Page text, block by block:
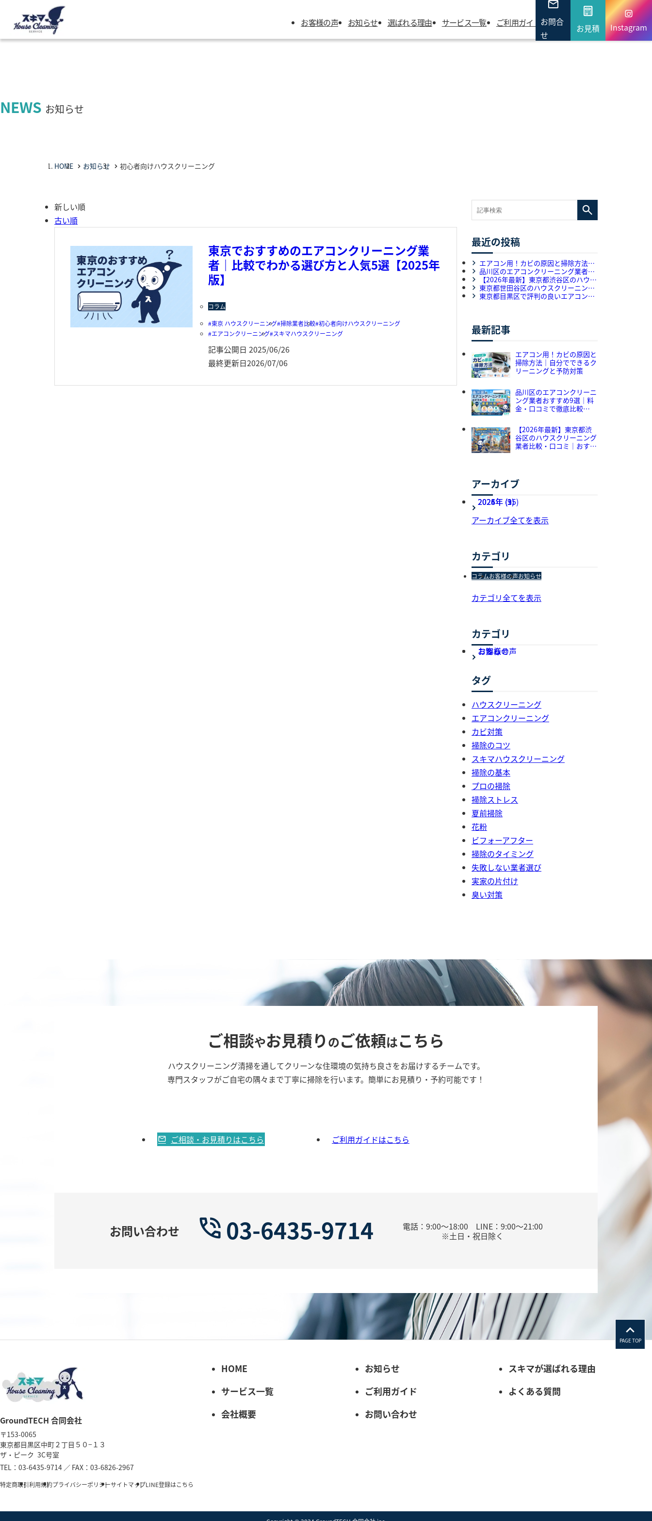
お客様の声 お知らせ 選ばれる理由 サービス一覧 ご利用ガイド よくあるご質問 会社概要
お問合
せ
お見積 Instagram
NEWS お知らせ
HOME お知らせ 初心者向けハウスクリーニング
新しい順
古い順
東京でおすすめのエアコンクリーニング業
者｜比較でわかる選び方と人気5選【2025年
版】
コラム
東京 ハウスクリーニング 掃除業者比較 初心者向けハウスクリーニング
エアコンクリーニング スキマハウスクリーニング
記事公開日 2025/06/26
最終更新日2026/07/06
最近の投稿
エアコン用！カビの原因と掃除方法｜
自分でできるクリーニングと予防対策
品川区のエアコンクリーニング業者お
すすめ9選｜料金・口コミで徹底比較
【2026年最新】
【2026年最新】東京都渋谷区のハウス
クリーニング業者比較・口コミ｜おす
すめ5選をプロが解説
東京都世田谷区のハウスクリーニング
専門業者選びを比較｜料金・作業内
東京都目黒区で評判の良いエアコンク
最新記事
エアコン用！カビの原因と
掃除方法｜自分でできるク
リーニングと予防対策
品川区のエアコンクリーニ
ング業者おすすめ9選｜料
金・口コミで徹底比較
【2026年最新】東京都渋
谷区のハウスクリーニング
業者比較・口コミ｜おすす
アーカイブ
2026年 (3)
2025年 (95)
2024年 (1)
アーカイブ全てを表示
カテゴリ
コラムお客様の声お知らせ
カテゴリ全てを表示
カテゴリ
お知らせ
お客様の声
コラム
タグ
ハウスクリーニング
エアコンクリーニング
カビ対策
掃除のコツ
スキマハウスクリーニング
掃除の基本
プロの掃除
掃除ストレス
夏前掃除
花粉
ビフォーアフター
掃除のタイミング
失敗しない業者選び
実家の片付け
臭い対策
ご相談やお見積り のご依頼はこちら
ハウスクリーニング清掃を通してクリーンな住環境の気持ち良さをお届けするチームです。
専門スタッフがご自宅の隅々まで丁寧に掃除を行います。簡単にお見積り・予約可能です！
ご相談・お見積りはこちら ご利用ガイドはこちら
お問い合わせ 03-6435-9714
電話：9:00～18:00 LINE：9:00～21:00
※土日・祝日除く
PAGE TOP
GroundTECH 合同会社
〒153-0065
東京都目黒区中町２丁目５０−１３
ザ・ピーク 3C号室
TEL： 03-6435-9714 ／ FAX：03-6826-2967
HOME
サービス一覧
会社概要
お知らせ
ご利用ガイド
お問い合わせ
スキマが選ばれる理由
よくある質問
特定商取引利用規約プライバシーポリシーサイトマップLINE登録はこちら